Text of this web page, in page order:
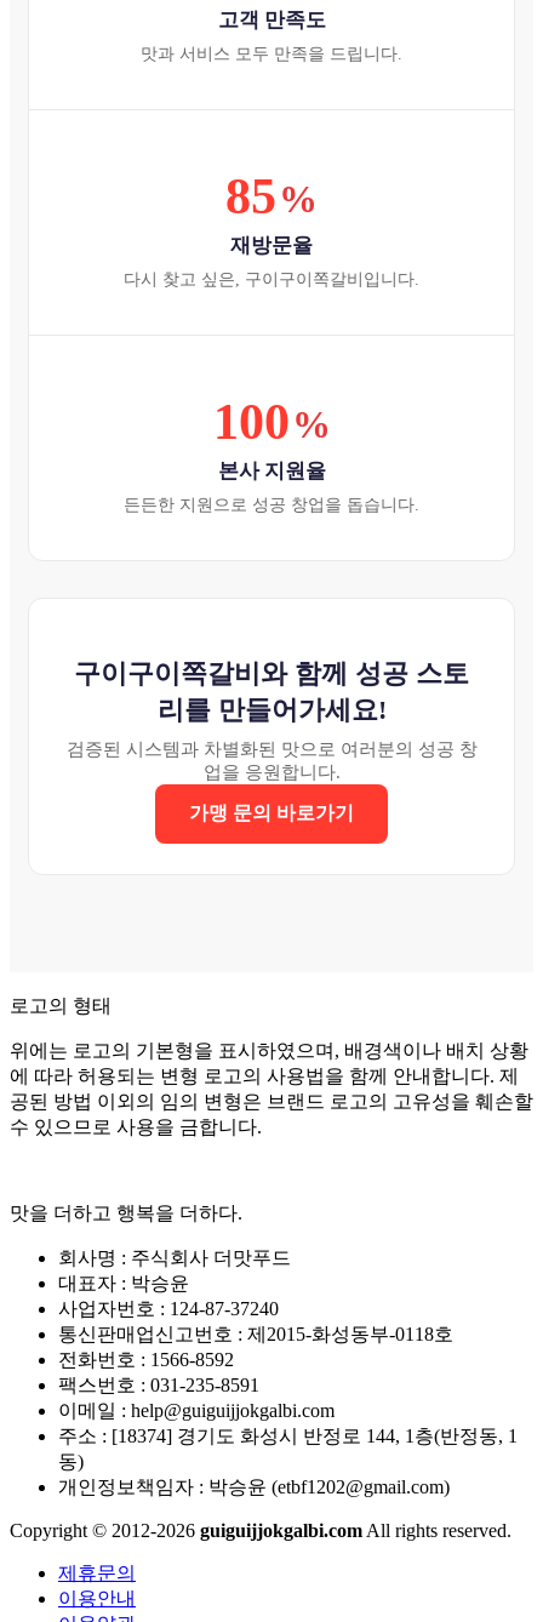
고객 만족도
맛과 서비스 모두 만족을 드립니다.
85%
재방문율
다시 찾고 싶은, 구이구이쪽갈비입니다.
100%
본사 지원율
든든한 지원으로 성공 창업을 돕습니다.
구이구이쪽갈비와 함께 성공 스토
리를 만들어가세요!
검증된 시스템과 차별화된 맛으로 여러분의 성공 창
업을 응원합니다.
가맹 문의 바로가기
로고의 형태
위에는 로고의 기본형을 표시하였으며, 배경색이나 배치 상황
에 따라 허용되는 변형 로고의 사용법을 함께 안내합니다. 제
공된 방법 이외의 임의 변형은 브랜드 로고의 고유성을 훼손할
수 있으므로 사용을 금합니다.
맛을 더하고 행복을 더하다.
회사명 : 주식회사 더맛푸드
대표자 : 박승윤
사업자번호 : 124-87-37240
통신판매업신고번호 : 제2015-화성동부-0118호
전화번호 : 1566-8592
팩스번호 : 031-235-8591
이메일 : help@guiguijjokgalbi.com
주소 : [18374] 경기도 화성시 반정로 144, 1층(반정동, 1
동)
개인정보책임자 : 박승윤 (etbf1202@gmail.com)
Copyright © 2012-2026 guiguijjokgalbi.com All rights reserved.
제휴문의
이용안내